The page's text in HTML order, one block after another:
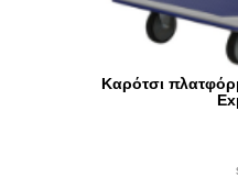
Καρότσι